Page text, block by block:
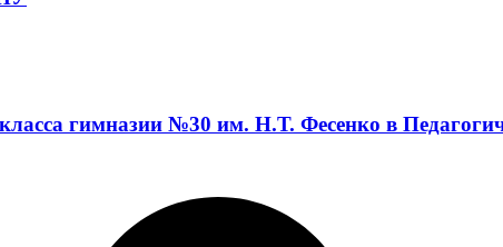
гимназии №30 им. Н.Т. Фесенко в